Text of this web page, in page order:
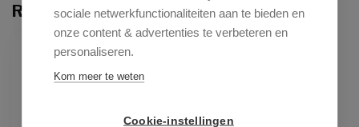
sociale netwerkfunctionaliteiten aan te bieden en
onze content & advertenties te verbeteren en
personaliseren.
Kom meer te weten
Cookie-instellingen
Recent bekeken